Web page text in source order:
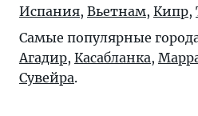
Испания, Вьетнам, Кипр,
Самые популярные
Агадир, Касабланка,
Сувейра.